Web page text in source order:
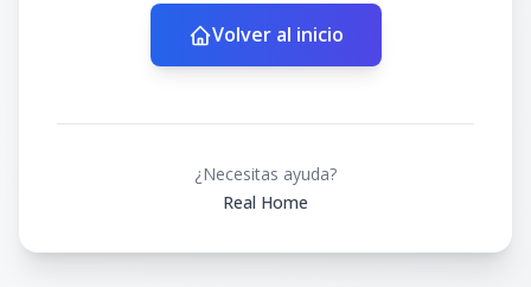
Volver al inicio
¿Necesitas ayuda?
Real Home